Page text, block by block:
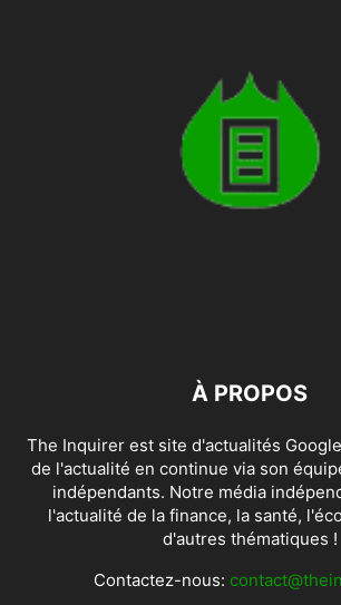
À PROPOS
The Inquirer est site d'actualités
de l'actualité en continue via son
indépendants. Notre média
l'actualité de la finance, la santé,
d'autres thématiques !
Contactez-nous: